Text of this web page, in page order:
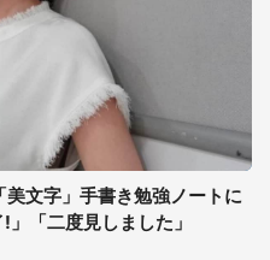
文字」手書き勉強ノートに
「二度見しました」